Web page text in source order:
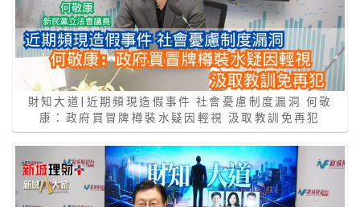
財知大道|近期頻現造假事件 社會憂慮制度漏洞 何敬
康：政府買冒牌樽裝水疑因輕視 汲取教訓免再犯